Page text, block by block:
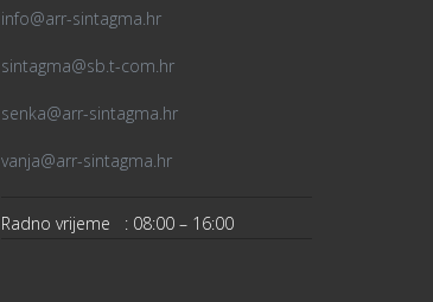
info@arr-sintagma.hr
sintagma@sb.t-com.hr
senka@arr-sintagma.hr
vanja@arr-sintagma.hr
Radno vrijeme : 08:00 – 16:00